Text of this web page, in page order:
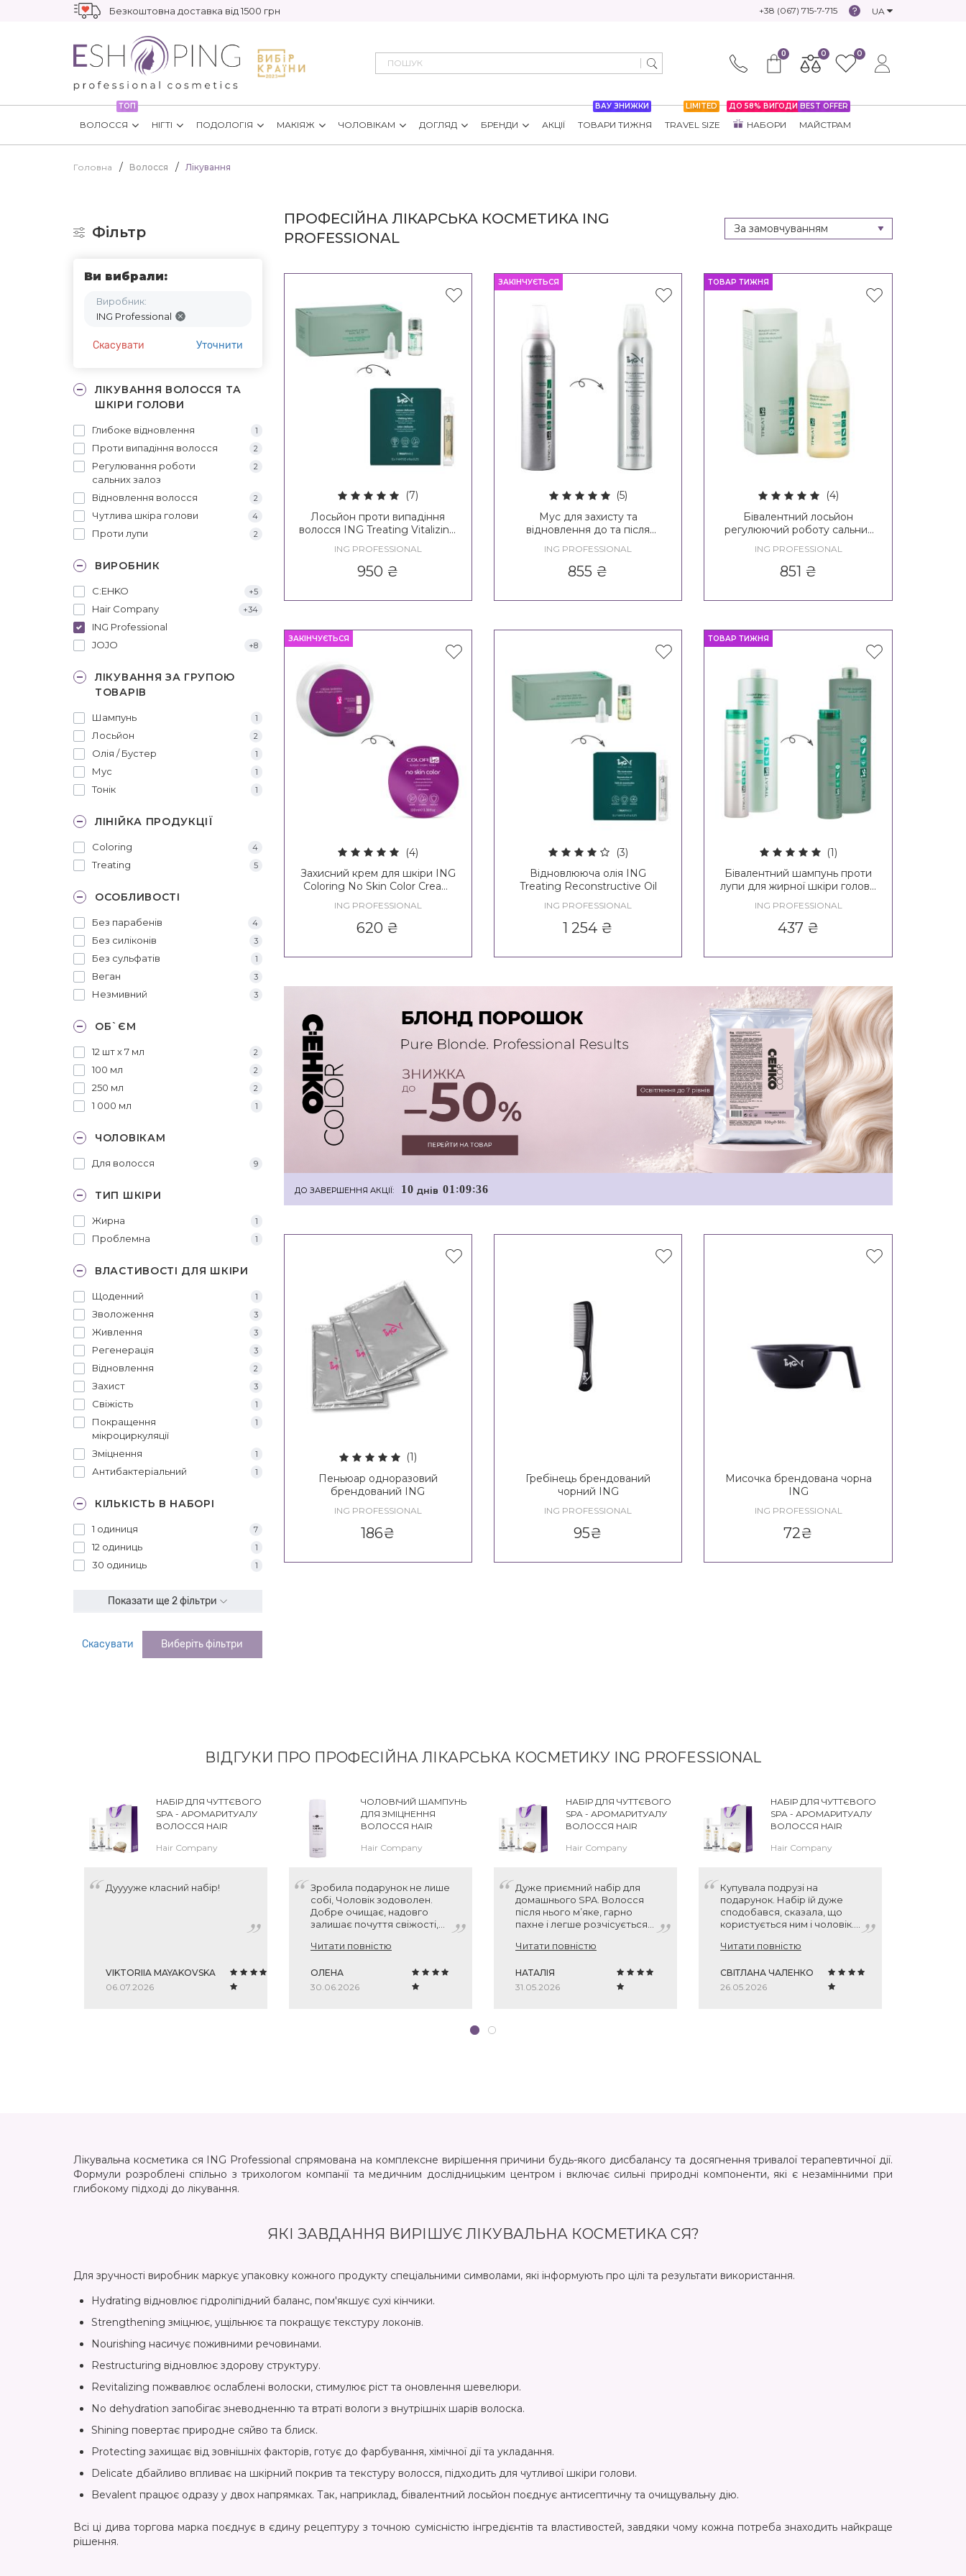
Безкоштовна доставка від 1500 грн +38 (067) 715-7-715 UA
0 0 0
ТОП
ВОЛОССЯ НІГТІ ПОДОЛОГІЯ МАКІЯЖ ЧОЛОВІКАМ ДОГЛЯД БРЕНДИ АКЦІЇ
ВАУ ЗНИЖКИ
ТОВАРИ ТИЖНЯ
LIMITED
TRAVEL SIZE
ДО 58% ВИГОДИ
НАБОРИ
BEST OFFER
МАЙСТРАМ
Головна Волосся Лікування
Фільтр
Ви вибрали:
Виробник:
ING Professional
Скасувати Уточнити
ЛІКУВАННЯ ВОЛОССЯ ТА
ШКІРИ ГОЛОВИ
Глибоке відновлення 1
Проти випадіння волосся 2
Регулювання роботи
сальних залоз
2
Відновлення волосся 2
Чутлива шкіра голови 4
Проти лупи 2
ВИРОБНИК
C:EHKO +5
Hair Company +34
ING Professional
JOJO
+8
ЛІКУВАННЯ ЗА ГРУПОЮ
ТОВАРІВ
Шампунь 1
Лосьйон 2
Олія / Бустер 1
Мус 1
Тонік 1
ЛІНІЙКА ПРОДУКЦІЇ
Coloring 4
Treating 5
ОСОБЛИВОСТІ
Без парабенів 4
Без силіконів 3
Без сульфатів 1
Веган 3
Незмивний 3
ОБ`ЄМ
12 шт х 7 мл 2
100 мл 2
250 мл 2
1 000 мл 1
ЧОЛОВІКАМ
Для волосся 9
ТИП ШКІРИ
Жирна 1
Проблемна 1
ВЛАСТИВОСТІ ДЛЯ ШКІРИ
Щоденний 1
Зволоження 3
Живлення 3
Регенерація 3
Відновлення 2
Захист 3
Свіжість 1
Покращення
мікроциркуляції
1
Зміцнення 1
Антибактеріальний 1
КІЛЬКІСТЬ В НАБОРІ
1 одиниця 7
12 одиниць 1
30 одиниць 1
Показати ще 2 фільтри
Скасувати Виберіть фільтри
ПРОФЕСІЙНА ЛІКАРСЬКА КОСМЕТИКА ING
PROFESSIONAL
(7)
Лосьйон проти випадіння
волосся ING Treating Vitalizing
ING PROFESSIONAL
950 ₴
ЗАКІНЧУЄТЬСЯ
(5)
Мус для захисту та
відновлення до та після
Post Mousse
ING PROFESSIONAL
855 ₴
ТОВАР ТИЖНЯ
(4)
Бівалентний лосьйон
регулюючий роботу сальних
Lotion Dandruff-Sebum
ING PROFESSIONAL
851 ₴
ЗАКІНЧУЄТЬСЯ
(4)
Захисний крем для шкіри ING
Coloring No Skin Color Cream
ING PROFESSIONAL
620 ₴
(3)
Відновлююча олія ING
Treating Reconstructive Oil
ING PROFESSIONAL
1 254 ₴
ТОВАР ТИЖНЯ
(1)
Бівалентний шампунь проти
лупи для жирної шкіри голови
Shampoo
ING PROFESSIONAL
437₴
ДО ЗАВЕРШЕННЯ АКЦІЇ: 10 днiв 01 :09:35
(1)
Пеньюар одноразовий
брендований ING
ING PROFESSIONAL
186₴
Гребінець брендований
чорний ING
ING PROFESSIONAL
95₴
Мисочка брендована чорна
ING
ING PROFESSIONAL
72₴
ВІДГУКИ ПРО ПРОФЕСІЙНА ЛІКАРСЬКА КОСМЕТИКУ ING PROFESSIONAL
НАБІР ДЛЯ ЧУТТЄВОГО
SPA - АРОМАРИТУАЛУ
ВОЛОССЯ HAIR
ACTION HOME BEAUTY
Hair Company
Дууууже класний набір!
VIKTORIIA MAYAKOVSKA
06.07.2026
ЧОЛОВІЧИЙ ШАМПУНЬ
ДЛЯ ЗМІЦНЕННЯ
ВОЛОССЯ HAIR
MEN REINFORCING
Hair Company
Зробила подарунок не лише
собі, Чоловік зодоволен.
Добре очищає, надовго
залишає почуття свіжості,
аромат, не сушить шкіру
Читати повністю
ОЛЕНА
30.06.2026
НАБІР ДЛЯ ЧУТТЄВОГО
SPA - АРОМАРИТУАЛУ
ВОЛОССЯ HAIR
ACTION HOME BEAUTY
Hair Company
Дуже приємний набір для
домашнього SPA. Волосся
після нього м’яке, гарно
пахне і легше розчісується.
запах, такий розслабляючий
Використовувати зручно,
все потрібне є в наборі.
Читати повністю
НАТАЛІЯ
31.05.2026
НАБІР ДЛЯ ЧУТТЄВОГО
SPA - АРОМАРИТУАЛУ
ВОЛОССЯ HAIR
ACTION HOME BEAUTY
Hair Company
Купувала подрузі на
подарунок. Набір їй дуже
сподобався, сказала, що
користується ним і чоловік.
був великуватим, але
Читати повністю
СВІТЛАНА ЧАЛЕНКО
26.05.2026
Лікувальна косметика ся ING Professional спрямована на комплексне вирішення причини будь-якого дисбалансу та досягнення тривалої терапевтичної дії.
Формули розроблені спільно з трихологом компанії та медичним дослідницьким центром і включає сильні природні компоненти, які є незамінними при
глибокому підході до лікування.
ЯКІ ЗАВДАННЯ ВИРІШУЄ ЛІКУВАЛЬНА КОСМЕТИКА СЯ?
Для зручності виробник маркує упаковку кожного продукту спеціальними символами, які інформують про цілі та результати використання.
Hydrating відновлює гідроліпідний баланс, пом'якшує сухі кінчики.
Strengthening зміцнює, ущільнює та покращує текстуру локонів.
Nourishing насичує поживними речовинами.
Restructuring відновлює здорову структуру.
Revitalizing пожвавлює ослаблені волоски, стимулює ріст та оновлення шевелюри.
No dehydration запобігає зневодненню та втраті вологи з внутрішніх шарів волоска.
Shining повертає природне сяйво та блиск.
Protecting захищає від зовнішніх факторів, готує до фарбування, хімічної дії та укладання.
Delicate дбайливо впливає на шкірний покрив та текстуру волосся, підходить для чутливої ​​шкіри голови.
Bevalent працює одразу у двох напрямках. Так, наприклад, бівалентний лосьйон поєднує антисептичну та очищувальну дію.
Всі ці дива торгова марка поєднує в єдину рецептуру з точною сумісністю інгредієнтів та властивостей, завдяки чому кожна потреба знаходить найкраще
рішення.